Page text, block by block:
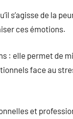
s’agisse de la
ces émotions.
: elle permet de
face au
et